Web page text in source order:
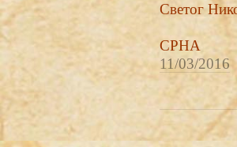
Светог
СРНА
11/03/2016